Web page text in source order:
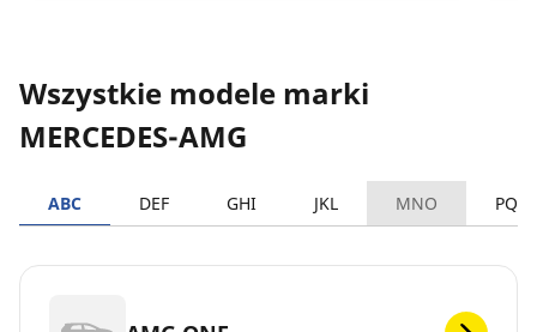
Wszystkie modele marki
MERCEDES-AMG
ABC DEF GHI JKL MNO PQRS